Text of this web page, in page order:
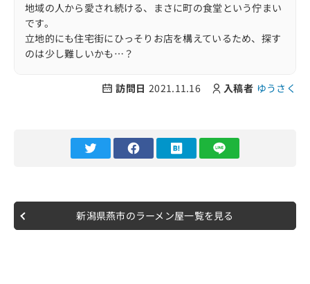
地域の人から愛され続ける、まさに町の食堂という佇まい
です。
立地的にも住宅街にひっそりお店を構えているため、探す
のは少し難しいかも…？
訪問時は平日の14時前の到着でした。
女性の店員さんでおそらく店主さん？
しているとの事、、、
不在時は置き手紙を残しているらしいです。…凄い。
訪問日 2021.11.16 入稿者 ゆうさく
新潟県燕市のラーメン屋一覧を見る